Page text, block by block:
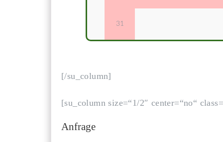
31
[/su_column]
[su_column size=“1/2″ center=“no“
Anfrage